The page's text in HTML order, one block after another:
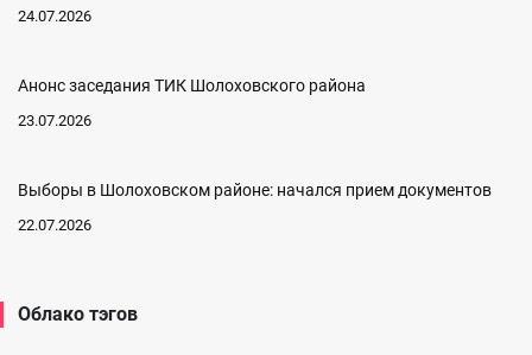
24.07.2026
Анонс заседания ТИК Шолоховского района
23.07.2026
Выборы в Шолоховском районе: начался прием документов
22.07.2026
Облако тэгов